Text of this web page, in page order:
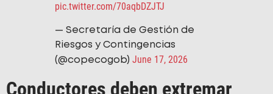
pic.twitter.com/70aqbDZJTJ
— Secretaría de Gestión de
Riesgos y Contingencias
(@copecogob) June 17, 2026
Conductores deben extremar